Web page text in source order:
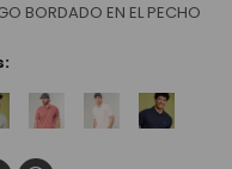
BORDADO EN EL PECHO